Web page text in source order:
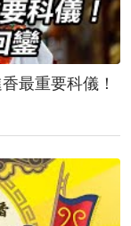
最重要科儀！